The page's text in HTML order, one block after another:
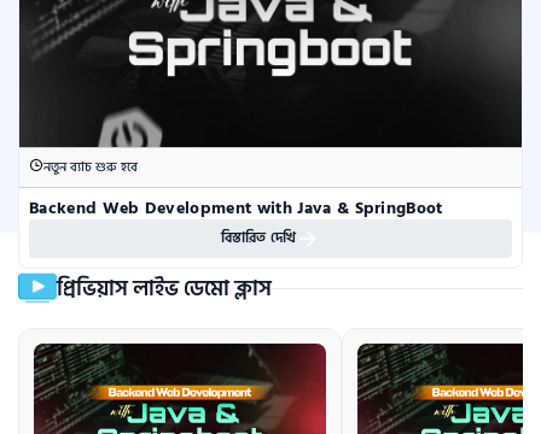
নতুন ব্যাচ শুরু হবে
Backend Web Development with Java & SpringBoot
বিস্তারিত দেখি
প্রিভিয়াস লাইভ ডেমো ক্লাস